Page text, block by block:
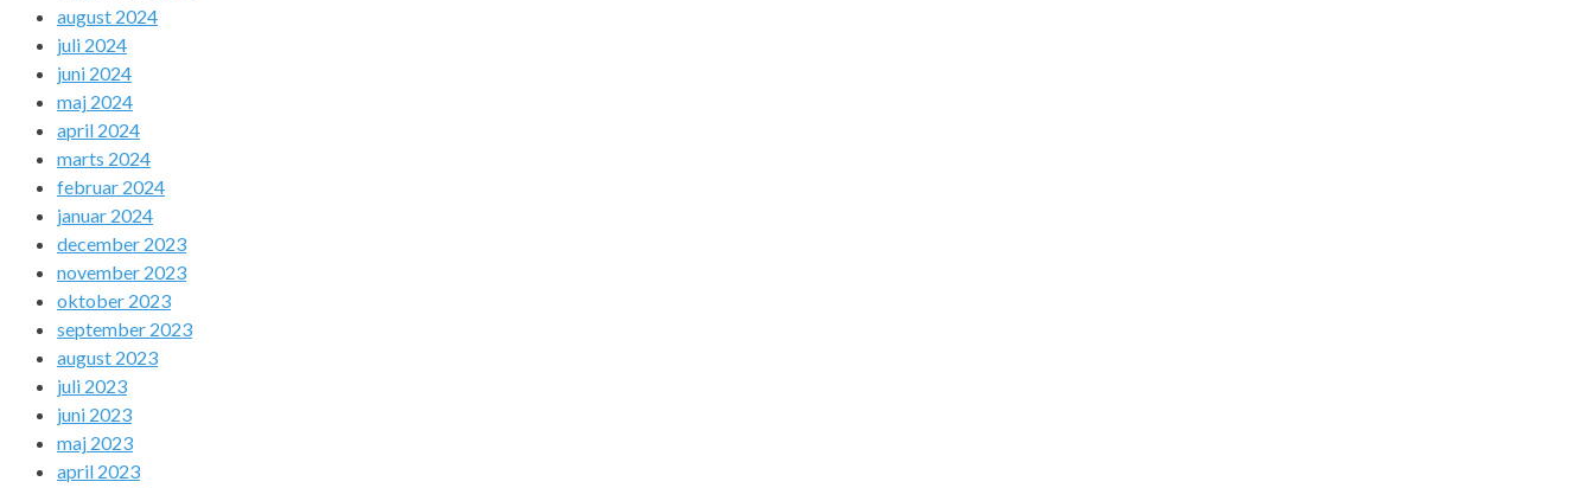
august 2024
juli 2024
juni 2024
maj 2024
april 2024
marts 2024
februar 2024
januar 2024
december 2023
november 2023
oktober 2023
september 2023
august 2023
juli 2023
juni 2023
maj 2023
april 2023